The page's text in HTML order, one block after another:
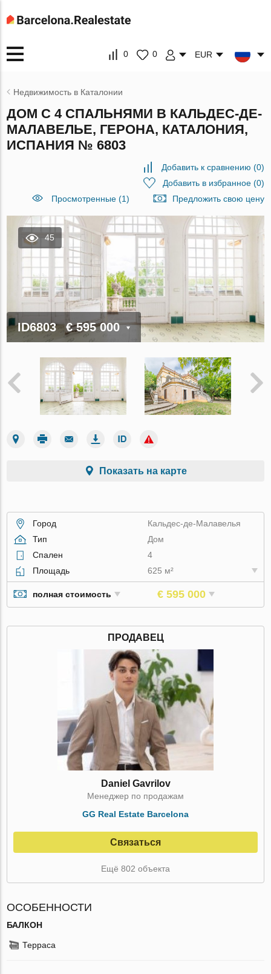
0 0 EUR
Недвижимость в Каталонии
ДОМ С 4 СПАЛЬНЯМИ В КАЛЬДЕС-ДЕ-
МАЛАВЕЛЬЕ, ГЕРОНА, КАТАЛОНИЯ,
ИСПАНИЯ № 6803
Добавить к сравнению (0)
Добавить в избранное(0)
Просмотренные (1)
Предложить свою цену
45
ID6803 € 595 000
Показать на карте
Город
Кальдес-де-Малавелья
Тип
Дом
Спален
4
Площадь
625 м²
полная стоимость € 595 000
ПРОДАВЕЦ
Daniel Gavrilov
Менеджер по продажам
GG Real Estate Barcelona
Связаться
Ещё 802 объекта
ОСОБЕННОСТИ
БАЛКОН
Терраса